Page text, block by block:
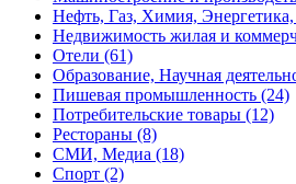
Нефть, Газ, Химия, Энергетика,
Недвижимость жилая и
Отели (61)
Образование, Научная
Пишевая промышленность (24)
Потребительские товары (12)
Рестораны (8)
СМИ, Медиа (18)
Спорт (2)